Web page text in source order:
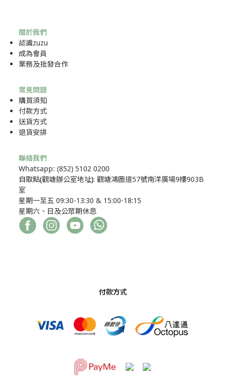
關於我們
認識zuzu
成為會員
業務及批發合作
常見問題
購買須知
付款方式
送貨方式
退貨安排
聯絡我們
Whatsapp: (852) 5102 0200
自取點(觀塘辦公室地址): 觀塘鴻圖道57號南洋廣場9樓903B
室
星期一至五 09:30-13:30 & 15:00-18:15
星期六、日及公眾期休息
付款方式